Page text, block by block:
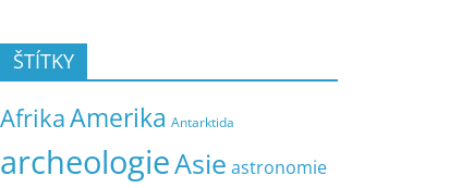
ŠTÍTKY
AfrikaAmerika Antarktida
archeologieAsie astronomie